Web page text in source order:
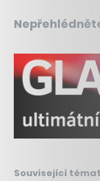
Související